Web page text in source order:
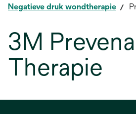
Negatieve druk wondtherapie
3M Prevena
Therapie